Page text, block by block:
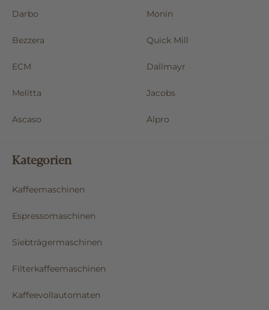
Darbo Monin
Bezzera Quick Mill
ECM Dallmayr
Melitta Jacobs
Ascaso Alpro
Kategorien
Kaffeemaschinen
Espressomaschinen
Siebträgermaschinen
Filterkaffeemaschinen
Kaffeevollautomaten